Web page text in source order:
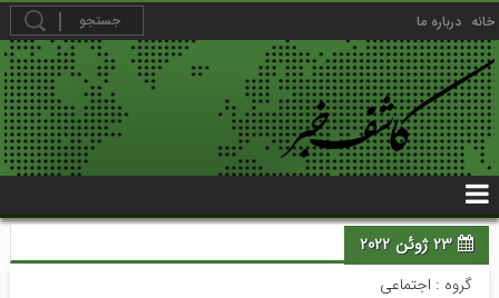
خانه درباره ما
23 ژوئن 2022
گروه : اجتماعی